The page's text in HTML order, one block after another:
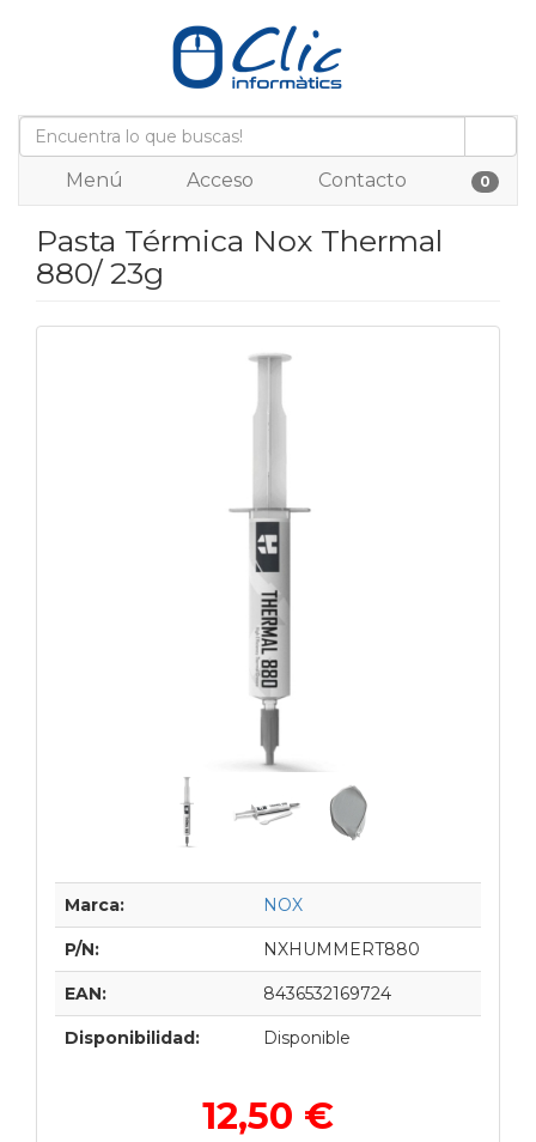
Menú Acceso Contacto 0
Pasta Térmica Nox Thermal
880/ 23g
Marca: NOX
P/N: NXHUMMERT880
EAN: 8436532169724
Disponibilidad: Disponible
12,50 €